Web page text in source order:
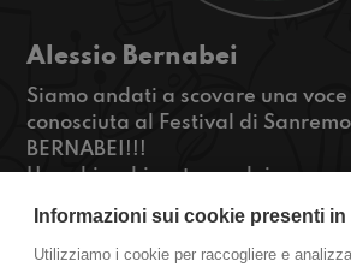
Alessio Bernabei
Siamo andati a scovare una
conosciuta al Festival di
BERNABEI!!!
Una chiacchierata con lui per
Che aspettate??
Schiacciate play!!
Informazioni sui cookie presenti
Utilizziamo i cookie per raccogliere e